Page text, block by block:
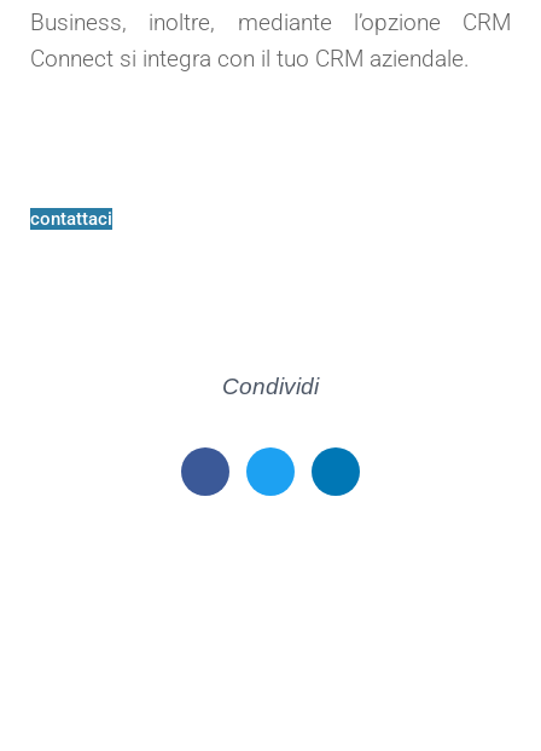
Business, inoltre, mediante l’opzione CRM
Connect si integra con il tuo CRM aziendale.
contattaci
Condividi